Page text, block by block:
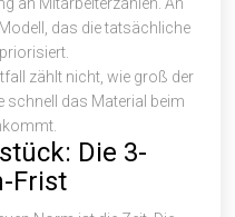
das die tatsächliche
zählt nicht, wie groß der
schnell das Material beim
Die 3-
Frist